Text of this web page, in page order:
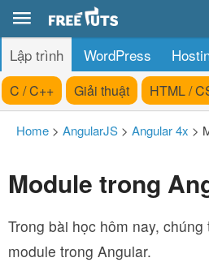
Lập trình WordPress
C / C++ Giải thuật HTML /
Home > AngularJS > Angular 4x >
Module trong
Trong bài học hôm nay,
module trong Angular.